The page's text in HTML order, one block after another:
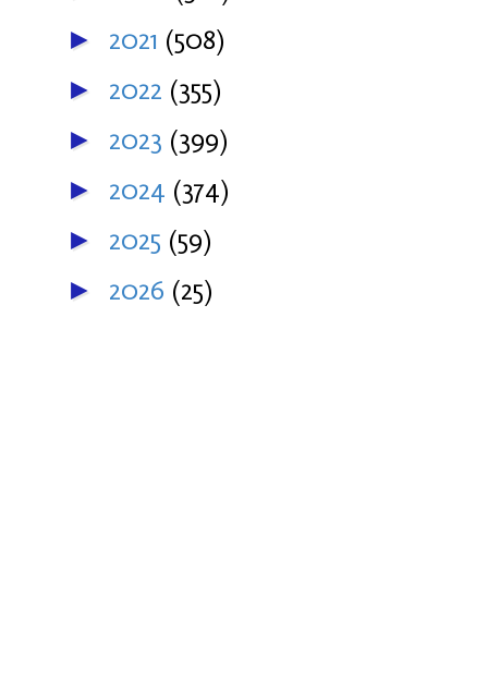
► 2021 (508)
► 2022 (355)
► 2023 (399)
► 2024 (374)
► 2025 (59)
► 2026 (25)